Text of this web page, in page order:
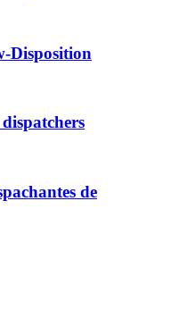
Disposition
de